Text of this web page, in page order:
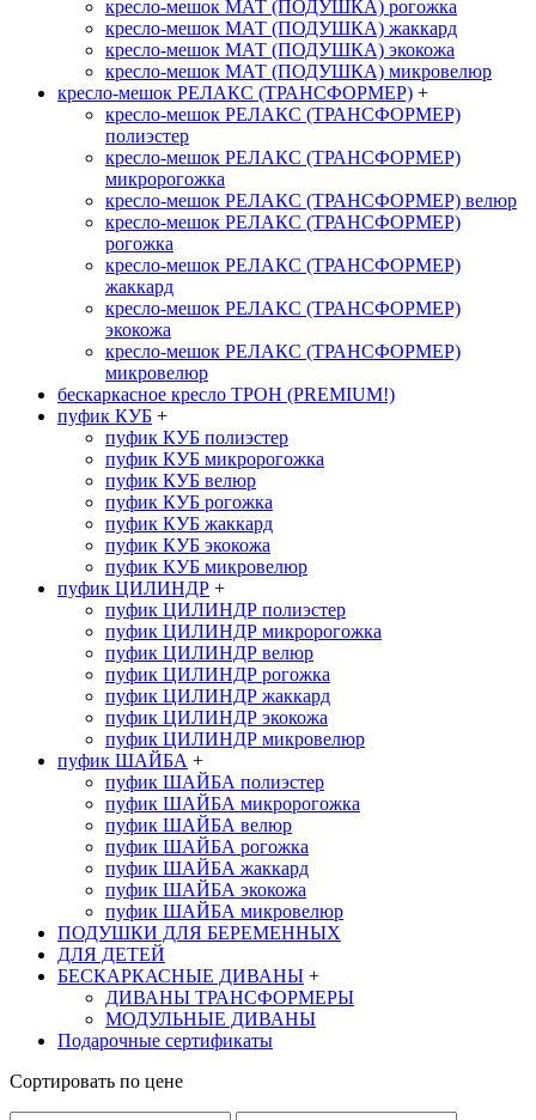
кресло-мешок МАТ (ПОДУШКА) рогожка
кресло-мешок МАТ (ПОДУШКА) жаккард
кресло-мешок МАТ (ПОДУШКА) экокожа
кресло-мешок МАТ (ПОДУШКА) микровелюр
кресло-мешок РЕЛАКС (ТРАНСФОРМЕР) +
кресло-мешок РЕЛАКС (ТРАНСФОРМЕР)
полиэстер
кресло-мешок РЕЛАКС (ТРАНСФОРМЕР)
микророгожка
кресло-мешок РЕЛАКС (ТРАНСФОРМЕР) велюр
кресло-мешок РЕЛАКС (ТРАНСФОРМЕР)
рогожка
кресло-мешок РЕЛАКС (ТРАНСФОРМЕР)
жаккард
кресло-мешок РЕЛАКС (ТРАНСФОРМЕР)
экокожа
кресло-мешок РЕЛАКС (ТРАНСФОРМЕР)
микровелюр
бескаркасное кресло ТРОН (PREMIUM!)
пуфик КУБ +
пуфик КУБ полиэстер
пуфик КУБ микророгожка
пуфик КУБ велюр
пуфик КУБ рогожка
пуфик КУБ жаккард
пуфик КУБ экокожа
пуфик КУБ микровелюр
пуфик ЦИЛИНДР +
пуфик ЦИЛИНДР полиэстер
пуфик ЦИЛИНДР микророгожка
пуфик ЦИЛИНДР велюр
пуфик ЦИЛИНДР рогожка
пуфик ЦИЛИНДР жаккард
пуфик ЦИЛИНДР экокожа
пуфик ЦИЛИНДР микровелюр
пуфик ШАЙБА +
пуфик ШАЙБА полиэстер
пуфик ШАЙБА микророгожка
пуфик ШАЙБА велюр
пуфик ШАЙБА рогожка
пуфик ШАЙБА жаккард
пуфик ШАЙБА экокожа
пуфик ШАЙБА микровелюр
ПОДУШКИ ДЛЯ БЕРЕМЕННЫХ
ДЛЯ ДЕТЕЙ
БЕСКАРКАСНЫЕ ДИВАНЫ +
ДИВАНЫ ТРАНСФОРМЕРЫ
МОДУЛЬНЫЕ ДИВАНЫ
Подарочные сертификаты
Сортировать по цене